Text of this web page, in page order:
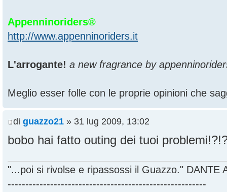
Appenninoriders®
http://www.appenninoriders.it
L'arrogante! a new fragrance by
Meglio esser folle con le proprie opinioni che
di guazzo21 » 31 lug 2009, 13:02
bobo hai fatto outing dei tuoi
"...poi si rivolse e ripassossi il Guazzo." DANTE
--------------------------------------------------------